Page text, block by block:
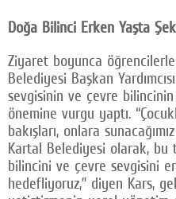
Doğa Bilinci Erken Yaşta
Ziyaret boyunca
Belediyesi Başkan
sevgisinin ve çevre bilincinin
önemine vurgu yaptı.
bakışları, onlara
Kartal Belediyesi olarak,
bilincini ve çevre sevgisini
hedefliyoruz,” diyen Kars,